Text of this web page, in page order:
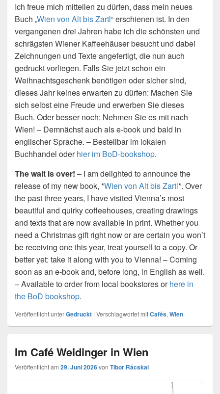
Ich freue mich mitteilen zu dürfen, dass mein neues
Buch „Wien von Alt bis Zartl“ erschienen ist. In den
vergangenen drei Jahren habe ich die schönsten und
schrägsten Wiener Kaffeehäuser besucht und dabei
Zeichnungen und Texte angefertigt, die nun auch
gedruckt vorliegen. Falls Sie jetzt schon ein
Weihnachtsgeschenk benötigen oder sicher sind,
dieses Jahr keines erwarten zu dürfen: Machen Sie
sich selbst eine Freude und erwerben Sie dieses
Buch. Oder besser noch: Nehmen Sie es mit nach
Wien! – Demnächst auch als e-book und bald in
englischer Sprache. – Bestellbar im lokalen
Buchhandel oderhier im BoD-bookshop.
The wait is over! – I am delighted to announce the
release of my new book, *Wien von Alt bis Zartl*. Over
the past three years, I have visited Vienna’s most
beautiful and quirky coffeehouses, creating drawings
and texts that are now available in print. Whether you
need a Christmas gift right now or are certain you won’t
be receiving one this year, treat yourself to a copy. Or
better yet: take it along with you to Vienna! – Coming
soon as an e-book and, before long, in English as well.
– Available to order from local bookstores orhere in
the BoD bookshop.
Veröffentlicht unterGedruckt | Verschlagwortet mitCafés, Wien
Im Café Weidinger in Wien
Veröffentlicht am 29. Juni 2026von Tibor Rácskai